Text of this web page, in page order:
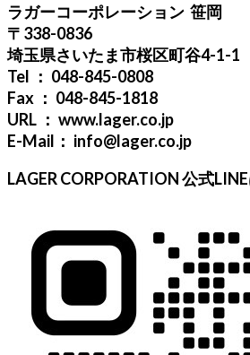
ラガーコーポレーション 笹岡
〒338-0836
埼玉県さいたま市桜区町谷4-1-1
Tel ： 048-845-0808
Fax ： 048-845-1818
URL ： www.lager.co.jp
E-Mail： info@lager.co.jp
LAGER CORPORATION 公式LINE